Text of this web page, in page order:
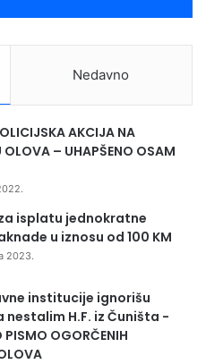
Nedavno
AKCIJA NA
OLOVA – UHAPŠENO OSAM
isplatu jednokratne
u iznosu od 100 KM
2023.
institucije ignorišu
H.F. iz Čuništa -
PISMO OGORČENIH